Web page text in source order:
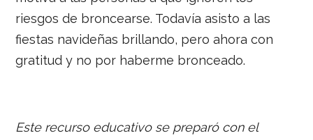
riesgos de broncearse. Todavía asisto a las
fiestas navideñas brillando, pero ahora con
gratitud y no por haberme bronceado.
Este recurso educativo se preparó con el